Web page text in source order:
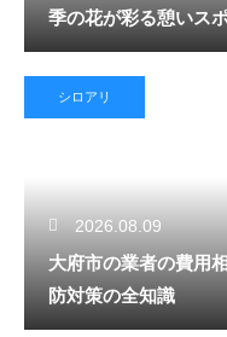
季の花が彩る憩いス
シロアリ
2026.08.09
大府市の業者の費用
防対策の全知識